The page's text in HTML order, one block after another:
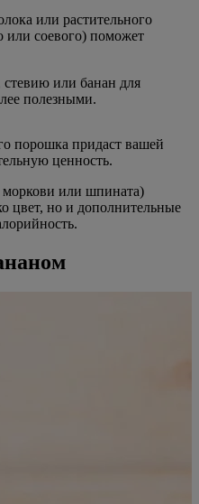
или растительного
или соевого) поможет
стевию или банан для
полезными.
порошка придаст вашей
ценность.
или шпината)
цвет, но и дополнительные